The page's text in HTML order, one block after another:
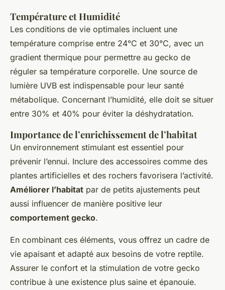
Température et Humidité
Les conditions de vie optimales incluent une
température comprise entre 24°C et 30°C, avec un
gradient thermique pour permettre au gecko de
réguler sa température corporelle. Une source de
lumière UVB est indispensable pour leur santé
métabolique. Concernant l’humidité, elle doit se situer
entre 30% et 40% pour éviter la déshydratation.
Importance de l’enrichissement de l’habitat
Un environnement stimulant est essentiel pour
prévenir l’ennui. Inclure des accessoires comme des
plantes artificielles et des rochers favorisera l’activité.
Améliorer l’habitat par de petits ajustements peut
aussi influencer de manière positive leur
comportement gecko.
En combinant ces éléments, vous offrez un cadre de
vie apaisant et adapté aux besoins de votre reptile.
Assurer le confort et la stimulation de votre gecko
contribue à une existence plus saine et épanouie.